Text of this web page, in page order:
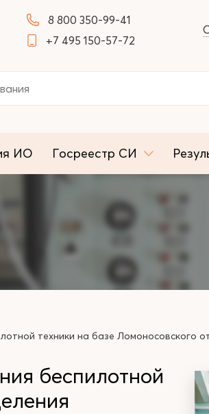
8 800 350-99-41
+7 495 150-57-72
ИО Госреестр СИ
техники на базе Ломоносовского
беспилотной